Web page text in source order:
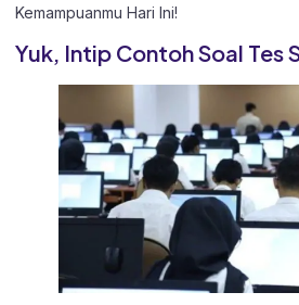
Kemampuanmu Hari Ini!
Yuk, Intip Contoh Soal Tes